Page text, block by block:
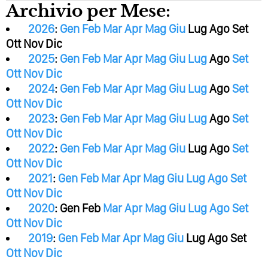
Archivio per Mese:
2026: Gen Feb MarApr Mag Giu LugAgoSet
Ott Nov Dic
2025: Gen Feb MarApr Mag Giu LugAgoSet
Ott Nov Dic
2024: Gen Feb MarApr Mag Giu LugAgoSet
Ott Nov Dic
2023: Gen Feb MarApr Mag Giu LugAgoSet
Ott Nov Dic
2022: Gen Feb MarApr Mag Giu LugAgoSet
Ott Nov Dic
2021: Gen Feb MarApr Mag Giu LugAgoSet
Ott Nov Dic
2020: Gen Feb MarApr Mag Giu LugAgoSet
Ott Nov Dic
2019: Gen Feb MarApr Mag Giu LugAgoSet
Ott Nov Dic